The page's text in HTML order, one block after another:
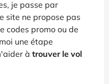
je passe par
site ne propose pas
codes promo ou de
une étape
à trouver le vol